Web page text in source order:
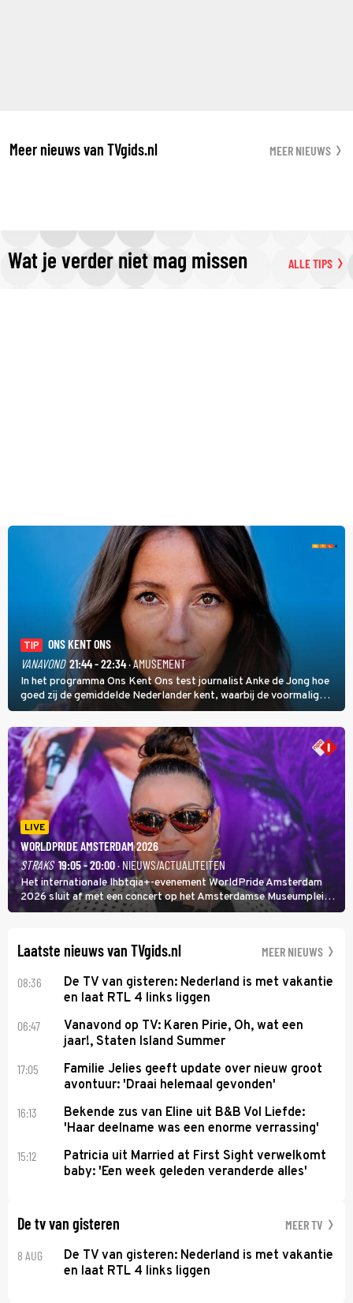
Meer nieuws van TVgids.nl MEER NIEUWS
Wat je verder niet mag missen ALLE TIPS
TIP
ONS KENT ONS
VANAVOND 21:44 - 22:34· AMUSEMENT
In het programma Ons Kent Ons test journalist Anke de Jong hoe
goed zij de gemiddelde Nederlander kent, waarbij de voormalig
hoofdredacteur van modebladen Glamour en Elle het samen met
rapper Keizer opneemt tegen Edson da Graça en Marc-Marie
Huijbregts.
LIVE
WORLDPRIDE AMSTERDAM 2026
STRAKS 19:05 - 20:00· NIEUWS/ACTUALITEITEN
Het internationale lhbtqia+-evenement WorldPride Amsterdam
2026 sluit af met een concert op het Amsterdamse Museumplein.
Anita Doth is een van de optredende artiesten. In de jaren 90
Laatste nieuws van TVgids.nl MEER NIEUWS
08:36
De TV van gisteren: Nederland is met vakantie
en laat RTL 4 links liggen
06:47
Vanavond op TV: Karen Pirie, Oh, wat een
jaar!, Staten Island Summer
17:05
Familie Jelies geeft update over nieuw groot
avontuur: 'Draai helemaal gevonden'
16:13
Bekende zus van Eline uit B&B Vol Liefde:
'Haar deelname was een enorme verrassing'
15:12
Patricia uit Married at First Sight verwelkomt
baby: 'Een week geleden veranderde alles'
De tv van gisteren MEER TV
8 AUG
De TV van gisteren: Nederland is met vakantie
en laat RTL 4 links liggen